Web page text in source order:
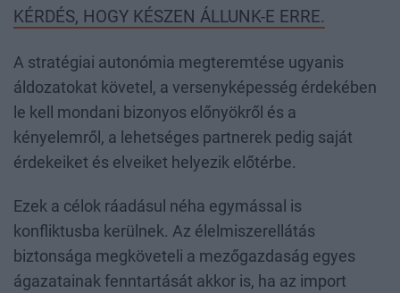
KÉRDÉS, HOGY KÉSZEN ÁLLUNK-E ERRE.
A stratégiai autonómia megteremtése ugyanis
áldozatokat követel, a versenyképesség érdekében
le kell mondani bizonyos előnyökről és a
kényelemről, a lehetséges partnerek pedig saját
érdekeiket és elveiket helyezik előtérbe.
Ezek a célok ráadásul néha egymással is
konfliktusba kerülnek. Az élelmiszerellátás
biztonsága megköveteli a mezőgazdaság egyes
ágazatainak fenntartását akkor is, ha az import